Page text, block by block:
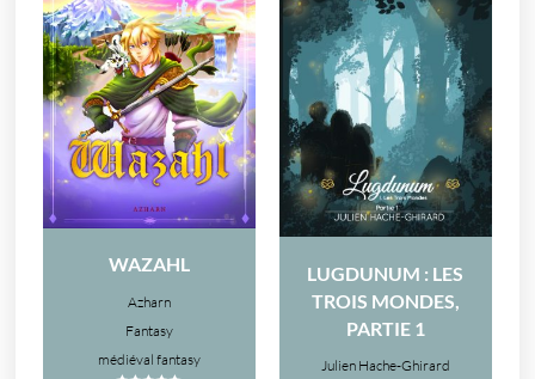
WAZAHL
Azharn
Fantasy
médiéval fantasy
LUGDUNUM : LES
TROIS MONDES,
PARTIE 1
Julien Hache-Ghirard